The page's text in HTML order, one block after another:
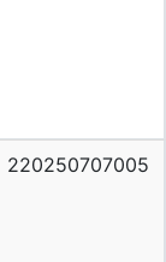
220250707005